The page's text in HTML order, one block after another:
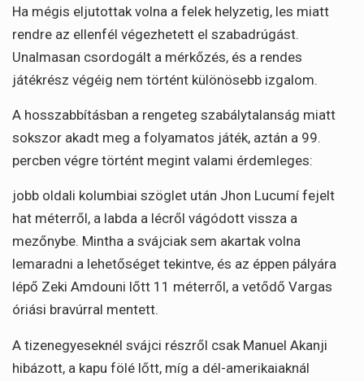
Ha mégis eljutottak volna a felek helyzetig, les miatt
rendre az ellenfél végezhetett el szabadrúgást.
Unalmasan csordogált a mérkőzés, és a rendes
játékrész végéig nem történt különösebb izgalom.
A hosszabbításban a rengeteg szabálytalanság miatt
sokszor akadt meg a folyamatos játék, aztán a 99.
percben végre történt megint valami érdemleges:
jobb oldali kolumbiai szöglet után Jhon Lucumí fejelt
hat méterről, a labda a lécről vágódott vissza a
mezőnybe. Mintha a svájciak sem akartak volna
lemaradni a lehetőséget tekintve, és az éppen pályára
lépő Zeki Amdouni lőtt 11 méterről, a vetődő Vargas
óriási bravúrral mentett.
A tizenegyeseknél svájci részről csak Manuel Akanji
hibázott, a kapu fölé lőtt, míg a dél-amerikaiaknál